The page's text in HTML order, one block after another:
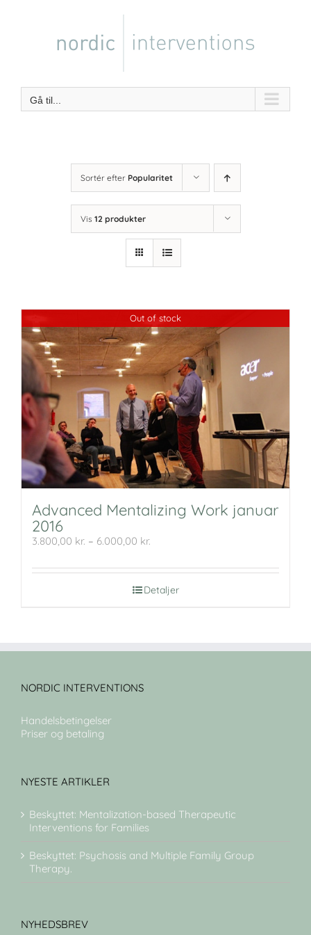
Gå til...
Sortér efter Popularitet
Vis 12 produkter
Out of stock
Advanced Mentalizing Work januar
2016
3.800,00 kr. – 6.000,00 kr.
til
Detaljer
NORDIC INTERVENTIONS
Handelsbetingelser
Priser og betaling
NYESTE ARTIKLER
Beskyttet: Mentalization-based Therapeutic
Interventions for Families
Beskyttet: Psychosis and Multiple Family Group
Therapy.
NYHEDSBREV